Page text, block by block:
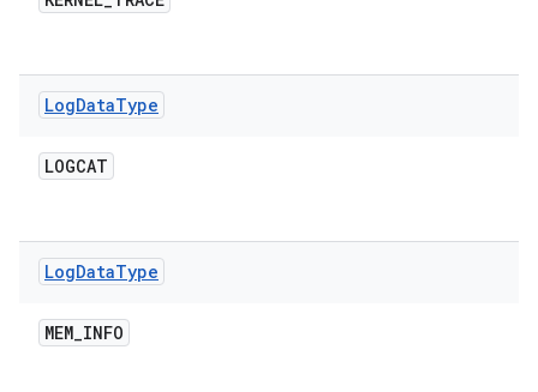
LogDataType
LOGCAT
LogDataType
MEM_INFO